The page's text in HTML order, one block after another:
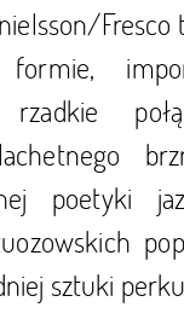
Fresco
poetyki
sztuki